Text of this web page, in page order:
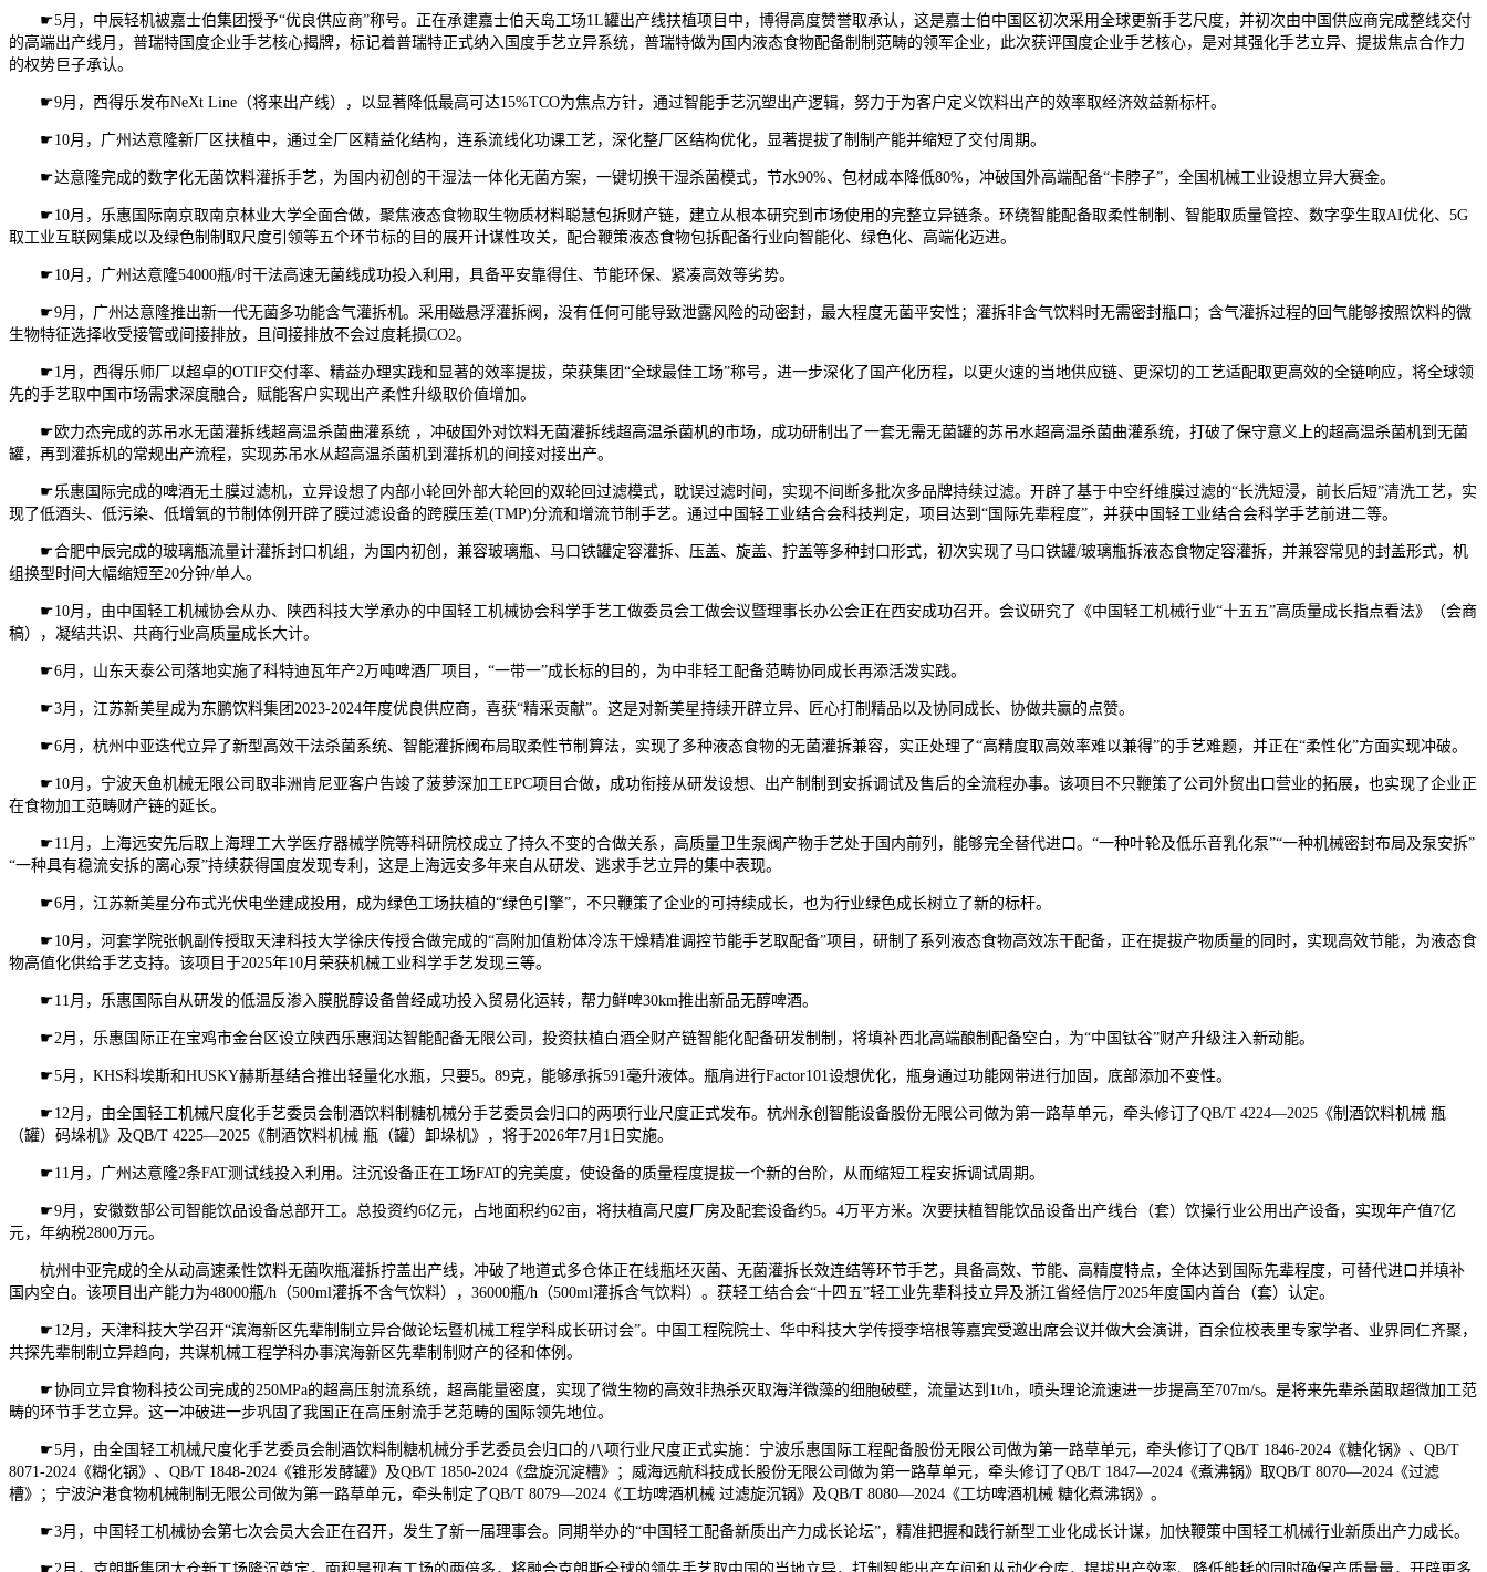
☛5月，中辰轻机被嘉士伯集团授予“优良供应商”称号。正在承建嘉士伯天岛工场1L罐出产线扶植项目中，博得高度赞誉取承认，这是嘉士伯中国区初次采用全球更新手艺尺度，并初次由中国供应商完成整线交付
的高端出产线月，普瑞特国度企业手艺核心揭牌，标记着普瑞特正式纳入国度手艺立异系统，普瑞特做为国内液态食物配备制制范畴的领军企业，此次获评国度企业手艺核心，是对其强化手艺立异、提拔焦点合作力
的权势巨子承认。
☛9月，西得乐发布NeXt Line（将来出产线），以显著降低最高可达15%TCO为焦点方针，通过智能手艺沉塑出产逻辑，努力于为客户定义饮料出产的效率取经济效益新标杆。
☛10月，广州达意隆新厂区扶植中，通过全厂区精益化结构，连系流线化功课工艺，深化整厂区结构优化，显著提拔了制制产能并缩短了交付周期。
☛达意隆完成的数字化无菌饮料灌拆手艺，为国内初创的干湿法一体化无菌方案，一键切换干湿杀菌模式，节水90%、包材成本降低80%，冲破国外高端配备“卡脖子”，全国机械工业设想立异大赛金。
☛10月，乐惠国际南京取南京林业大学全面合做，聚焦液态食物取生物质材料聪慧包拆财产链，建立从根本研究到市场使用的完整立异链条。环绕智能配备取柔性制制、智能取质量管控、数字孪生取AI优化、5G
取工业互联网集成以及绿色制制取尺度引领等五个环节标的目的展开计谋性攻关，配合鞭策液态食物包拆配备行业向智能化、绿色化、高端化迈进。
☛10月，广州达意隆54000瓶/时干法高速无菌线成功投入利用，具备平安靠得住、节能环保、紧凑高效等劣势。
☛9月，广州达意隆推出新一代无菌多功能含气灌拆机。采用磁悬浮灌拆阀，没有任何可能导致泄露风险的动密封，最大程度无菌平安性；灌拆非含气饮料时无需密封瓶口；含气灌拆过程的回气能够按照饮料的微
生物特征选择收受接管或间接排放，且间接排放不会过度耗损CO2。
☛1月，西得乐师厂以超卓的OTIF交付率、精益办理实践和显著的效率提拔，荣获集团“全球最佳工场”称号，进一步深化了国产化历程，以更火速的当地供应链、更深切的工艺适配取更高效的全链响应，将全球领
先的手艺取中国市场需求深度融合，赋能客户实现出产柔性升级取价值增加。
☛欧力杰完成的苏吊水无菌灌拆线超高温杀菌曲灌系统 ，冲破国外对饮料无菌灌拆线超高温杀菌机的市场，成功研制出了一套无需无菌罐的苏吊水超高温杀菌曲灌系统，打破了保守意义上的超高温杀菌机到无菌
罐，再到灌拆机的常规出产流程，实现苏吊水从超高温杀菌机到灌拆机的间接对接出产。
☛乐惠国际完成的啤酒无土膜过滤机，立异设想了内部小轮回外部大轮回的双轮回过滤模式，耽误过滤时间，实现不间断多批次多品牌持续过滤。开辟了基于中空纤维膜过滤的“长洗短浸，前长后短”清洗工艺，实
现了低酒头、低污染、低增氧的节制体例开辟了膜过滤设备的跨膜压差(TMP)分流和增流节制手艺。通过中国轻工业结合会科技判定，项目达到“国际先辈程度”，并获中国轻工业结合会科学手艺前进二等。
☛合肥中辰完成的玻璃瓶流量计灌拆封口机组，为国内初创，兼容玻璃瓶、马口铁罐定容灌拆、压盖、旋盖、拧盖等多种封口形式，初次实现了马口铁罐/玻璃瓶拆液态食物定容灌拆，并兼容常见的封盖形式，机
组换型时间大幅缩短至20分钟/单人。
☛10月，由中国轻工机械协会从办、陕西科技大学承办的中国轻工机械协会科学手艺工做委员会工做会议暨理事长办公会正在西安成功召开。会议研究了《中国轻工机械行业“十五五”高质量成长指点看法》（会商
稿），凝结共识、共商行业高质量成长大计。
☛6月，山东天泰公司落地实施了科特迪瓦年产2万吨啤酒厂项目，“一带一”成长标的目的，为中非轻工配备范畴协同成长再添活泼实践。
☛3月，江苏新美星成为东鹏饮料集团2023-2024年度优良供应商，喜获“精采贡献”。这是对新美星持续开辟立异、匠心打制精品以及协同成长、协做共赢的点赞。
☛6月，杭州中亚迭代立异了新型高效干法杀菌系统、智能灌拆阀布局取柔性节制算法，实现了多种液态食物的无菌灌拆兼容，实正处理了“高精度取高效率难以兼得”的手艺难题，并正在“柔性化”方面实现冲破。
☛10月，宁波天鱼机械无限公司取非洲肯尼亚客户告竣了菠萝深加工EPC项目合做，成功衔接从研发设想、出产制制到安拆调试及售后的全流程办事。该项目不只鞭策了公司外贸出口营业的拓展，也实现了企业正
在食物加工范畴财产链的延长。
☛11月，上海远安先后取上海理工大学医疗器械学院等科研院校成立了持久不变的合做关系，高质量卫生泵阀产物手艺处于国内前列，能够完全替代进口。“一种叶轮及低乐音乳化泵”“一种机械密封布局及泵安拆”
“一种具有稳流安拆的离心泵”持续获得国度发现专利，这是上海远安多年来自从研发、逃求手艺立异的集中表现。
☛6月，江苏新美星分布式光伏电坐建成投用，成为绿色工场扶植的“绿色引擎”，不只鞭策了企业的可持续成长，也为行业绿色成长树立了新的标杆。
☛10月，河套学院张帆副传授取天津科技大学徐庆传授合做完成的“高附加值粉体冷冻干燥精准调控节能手艺取配备”项目，研制了系列液态食物高效冻干配备，正在提拔产物质量的同时，实现高效节能，为液态食
物高值化供给手艺支持。该项目于2025年10月荣获机械工业科学手艺发现三等。
☛11月，乐惠国际自从研发的低温反渗入膜脱醇设备曾经成功投入贸易化运转，帮力鲜啤30km推出新品无醇啤酒。
☛2月，乐惠国际正在宝鸡市金台区设立陕西乐惠润达智能配备无限公司，投资扶植白酒全财产链智能化配备研发制制，将填补西北高端酿制配备空白，为“中国钛谷”财产升级注入新动能。
☛5月，KHS科埃斯和HUSKY赫斯基结合推出轻量化水瓶，只要5。89克，能够承拆591毫升液体。瓶肩进行Factor101设想优化，瓶身通过功能网带进行加固，底部添加不变性。
☛12月，由全国轻工机械尺度化手艺委员会制酒饮料制糖机械分手艺委员会归口的两项行业尺度正式发布。杭州永创智能设备股份无限公司做为第一路草单元，牵头修订了QB/T 4224—2025《制酒饮料机械 瓶
（罐）码垛机》及QB/T 4225—2025《制酒饮料机械 瓶（罐）卸垛机》，将于2026年7月1日实施。
☛11月，广州达意隆2条FAT测试线投入利用。注沉设备正在工场FAT的完美度，使设备的质量程度提拔一个新的台阶，从而缩短工程安拆调试周期。
☛9月，安徽数郜公司智能饮品设备总部开工。总投资约6亿元，占地面积约62亩，将扶植高尺度厂房及配套设备约5。4万平方米。次要扶植智能饮品设备出产线台（套）饮操行业公用出产设备，实现年产值7亿
元，年纳税2800万元。
杭州中亚完成的全从动高速柔性饮料无菌吹瓶灌拆拧盖出产线，冲破了地道式多仓体正在线瓶坯灭菌、无菌灌拆长效连结等环节手艺，具备高效、节能、高精度特点，全体达到国际先辈程度，可替代进口并填补
国内空白。该项目出产能力为48000瓶/h（500ml灌拆不含气饮料），36000瓶/h（500ml灌拆含气饮料）。获轻工结合会“十四五”轻工业先辈科技立异及浙江省经信厅2025年度国内首台（套）认定。
☛12月，天津科技大学召开“滨海新区先辈制制立异合做论坛暨机械工程学科成长研讨会”。中国工程院院士、华中科技大学传授李培根等嘉宾受邀出席会议并做大会演讲，百余位校表里专家学者、业界同仁齐聚，
共探先辈制制立异趋向，共谋机械工程学科办事滨海新区先辈制制财产的径和体例。
☛协同立异食物科技公司完成的250MPa的超高压射流系统，超高能量密度，实现了微生物的高效非热杀灭取海洋微藻的细胞破壁，流量达到1t/h，喷头理论流速进一步提高至707m/s。是将来先辈杀菌取超微加工范
畴的环节手艺立异。这一冲破进一步巩固了我国正在高压射流手艺范畴的国际领先地位。
☛5月，由全国轻工机械尺度化手艺委员会制酒饮料制糖机械分手艺委员会归口的八项行业尺度正式实施：宁波乐惠国际工程配备股份无限公司做为第一路草单元，牵头修订了QB/T 1846-2024《糖化锅》、QB/T
8071-2024《糊化锅》、QB/T 1848-2024《锥形发酵罐》及QB/T 1850-2024《盘旋沉淀槽》；威海远航科技成长股份无限公司做为第一路草单元，牵头修订了QB/T 1847—2024《煮沸锅》取QB/T 8070—2024《过滤
槽》；宁波沪港食物机械制制无限公司做为第一路草单元，牵头制定了QB/T 8079—2024《工坊啤酒机械 过滤旋沉锅》及QB/T 8080—2024《工坊啤酒机械 糖化煮沸锅》。
☛3月，中国轻工机械协会第七次会员大会正在召开，发生了新一届理事会。同期举办的“中国轻工配备新质出产力成长论坛”，精准把握和践行新型工业化成长计谋，加快鞭策中国轻工机械行业新质出产力成长。